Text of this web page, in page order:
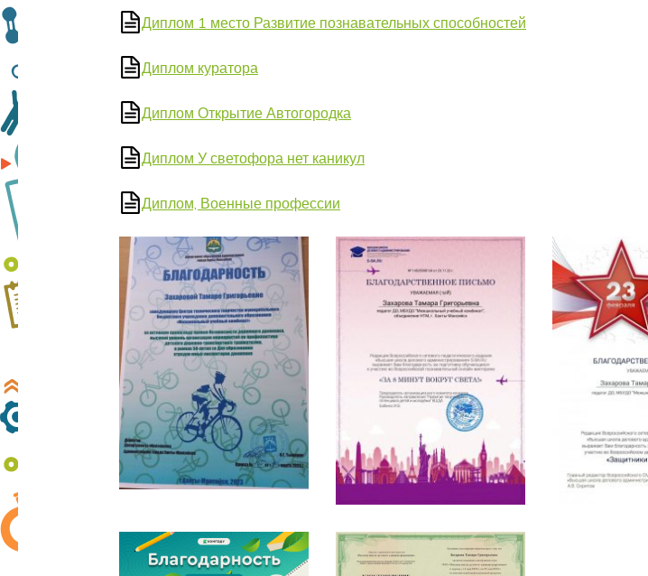
Диплом 1 место Развитие познавательных способностей
Диплом куратора
Диплом Открытие Автогородка
Диплом У светофора нет каникул
Диплом, Военные профессии